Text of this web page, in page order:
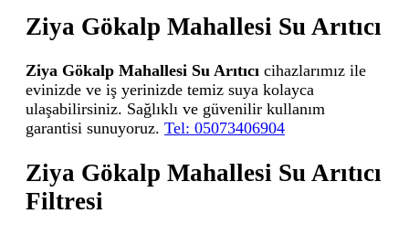
Ziya Gökalp Mahallesi Su Arıtıcı
Ziya Gökalp Mahallesi Su Arıtıcı cihazlarımız ile
evinizde ve iş yerinizde temiz suya kolayca
ulaşabilirsiniz. Sağlıklı ve güvenilir kullanım
garantisi sunuyoruz. Tel: 05073406904
Ziya Gökalp Mahallesi Su Arıtıcı
Filtresi